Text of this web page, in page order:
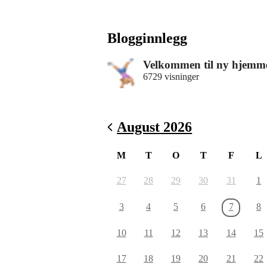
Blogginnlegg
Velkommen til ny
6729 visninger
August 2026
M T O T F L
27 28 29 30 31 1
3 4 5 6 7 8
10 11 12 13 14 15
17 18 19 20 21 22